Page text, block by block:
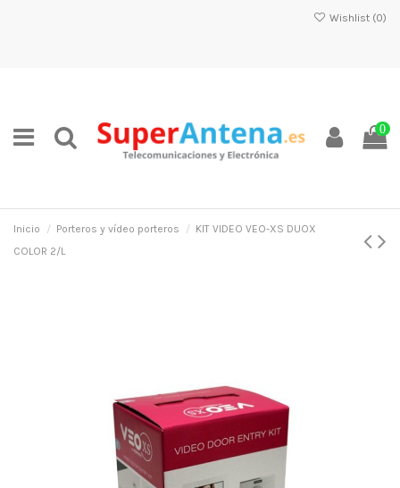
Wishlist (0)
0
Inicio Porteros y vídeo porteros
KIT VIDEO VEO-XS DUOX
COLOR 2/L